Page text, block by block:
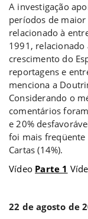
A investigação
períodos de maior
relacionado à
1991, relacionado
crescimento do
reportagens e
menciona a
Considerando o
comentários
e 20%
foi mais freqüente
Cartas (14%).
Vídeo Parte 1
22 de agosto de